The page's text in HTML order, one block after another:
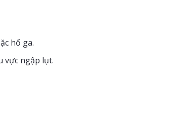
hố ga.
vực ngập lụt.